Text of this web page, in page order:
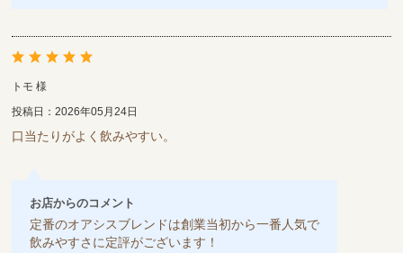
トモ 様
投稿日：2026年05月24日
口当たりがよく飲みやすい。
お店からのコメント
定番のオアシスブレンドは創業当初から一番人気で
飲みやすさに定評がございます！